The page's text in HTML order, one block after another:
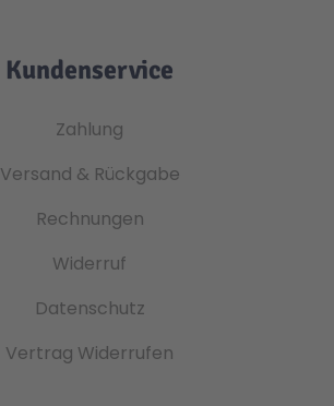
Kundenservice
Zahlung
Versand & Rückgabe
Rechnungen
Widerruf
Datenschutz
Vertrag Widerrufen